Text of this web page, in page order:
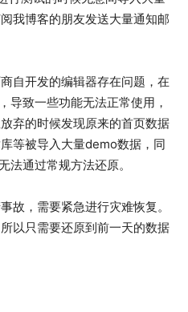
我博客的朋友发送大量通知邮
自开发的编辑器存在问题，在
导致一些功能无法正常使用，
弃的时候发现原来的首页数据
等被导入大量demo数据，同
法通过常规方法还原。
故，需要紧急进行灾难恢复。
以只需要还原到前一天的数据